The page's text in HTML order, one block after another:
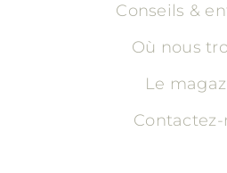
Conseils &
Où nous
Le
Contactez-